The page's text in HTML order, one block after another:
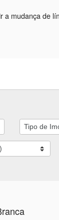
a mudança de